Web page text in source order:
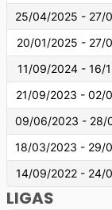
25/04/2025 - 27/
20/01/2025 - 27/
11/09/2024 - 16/
21/09/2023 - 02/
09/06/2023 - 28/
18/03/2023 - 29/
14/09/2022 - 24/
LIGAS